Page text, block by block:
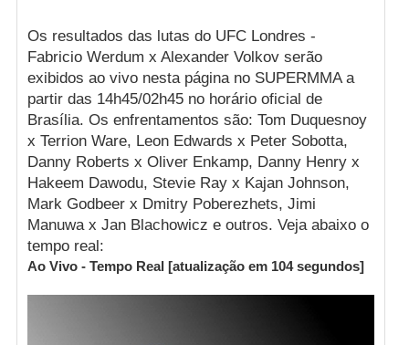
Os resultados das lutas do UFC Londres -
Fabricio Werdum x Alexander Volkov serão
exibidos ao vivo nesta página no SUPERMMA a
partir das 14h45/02h45 no horário oficial de
Brasília. Os enfrentamentos são: Tom Duquesnoy
x Terrion Ware, Leon Edwards x Peter Sobotta,
Danny Roberts x Oliver Enkamp, Danny Henry x
Hakeem Dawodu, Stevie Ray x Kajan Johnson,
Mark Godbeer x Dmitry Poberezhets, Jimi
Manuwa x Jan Blachowicz e outros. Veja abaixo o
tempo real:
Ao Vivo - Tempo Real [atualização em 103segundos]